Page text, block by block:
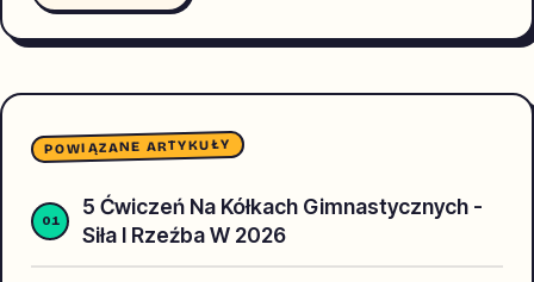
POWIĄZANE ARTYKUŁY
5 Ćwiczeń Na Kółkach Gimnastycznych -
Siła I Rzeźba W 2026